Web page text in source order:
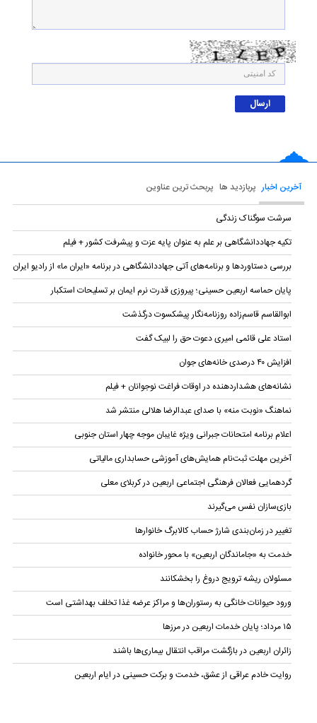
آخرین اخبار پربازدید ها پربحث ترین عناوین
سرشت سوگناک زندگی
تکیه جهاددانشگاهی بر علم به عنوان پایه عزت و پیشرفت کشور + فیلم
بررسی دستاوردها و برنامه‌های آتی جهاددانشگاهی در برنامه «ایران ما» از رادیو ایران
پایان حماسه‌ اربعین حسینی؛ پیروزی قدرت نرم ایمان بر تسلیحات استکبار
ابوالقاسم قاسم‌زاده روزنامه‌نگار پیشکسوت درگذشت
استاد علی قائمی امیری دعوت حق را لبیک گفت
افزایش ۴۰ درصدی خانه‌های جوان
نشانه‌های هشداردهنده در اوقات فراغت نوجوانان + فیلم
نماهنگ «نوبت منه» با صدای عبدالرضا هلالی منتشر شد
اعلام برنامه امتحانات جبرانی ویژه غایبان موجه چهار استان جنوبی
آخرین مهلت ثبت‌نام همایش‌های آموزشی حسابداری مالياتی
گردهمایی فعالان فرهنگی اجتماعی اربعین در کربلای معلی
بازی‌سازان نفس می‌گیرند
تغییر در زمان‌بندی شارژ حساب کالابرگ خانوار‌ها
خدمت به «جاماندگان اربعین» با محور خانواده
مسئولان ریشه ترویج دروغ را بخشکانند
ورود حیوانات خانگی به رستوران‌ها و مراکز عرضه غذا تخلف بهداشتی است
۱۵ مرداد؛ پایان خدمات اربعین در مرزها
زائران اربعین در بازگشت مراقب انتقال بیماری‌ها باشند
روایت خادم عراقی از عشق، خدمت و برکت حسینی در ایام اربعین